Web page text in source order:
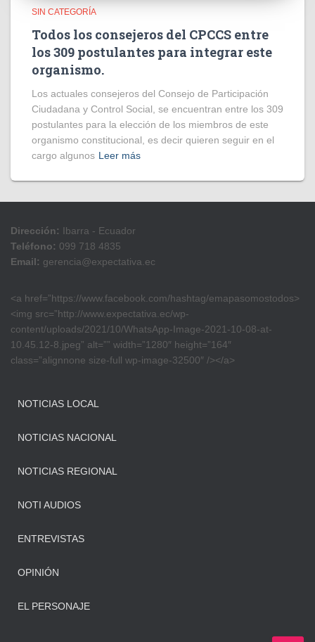
SIN CATEGORÍA
Todos los consejeros del CPCCS entre
los 309 postulantes para integrar este
organismo.
Los actuales consejeros del Consejo de Participación
Ciudadana y Control Social, se encuentran entre los 309
postulantes para la elección de los miembros de este
organismo constitucional, es decir quieren seguir en el
cargo algunos Leer más
Dirección: Ibarra - Ecuador
Teléfono: 099 718 4835
Email: gerencia@expectativa.ec
<a href=”https://www.facebook.com/hashtag/emapasomostodos>
<img src=”http://www.expectativa.ec/wp-
content/uploads/2021/10/WhatsApp-Image-2021-10-08-at-
10.45.12-8.jpeg” alt=”” width=”1280″ height=”164″
class=”alignnone size-full wp-image-32500″ /></a>
NOTICIAS LOCAL
NOTICIAS NACIONAL
NOTICIAS REGIONAL
NOTI AUDIOS
ENTREVISTAS
OPINIÓN
EL PERSONAJE